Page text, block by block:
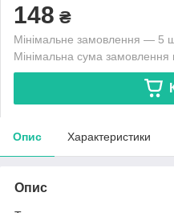
148 ₴
Мінімальне замовлення — 5
Мінімальна сума
Опис Характеристики
Опис